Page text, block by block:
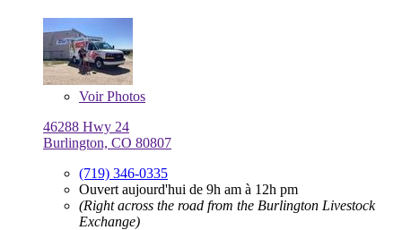
VoirPhotos
46288 Hwy 24
Burlington, CO 80807
(719) 346-0335
Ouvert aujourd'hui de 9h am à 12h pm
(Right across the road from the Burlington Livestock
Exchange)